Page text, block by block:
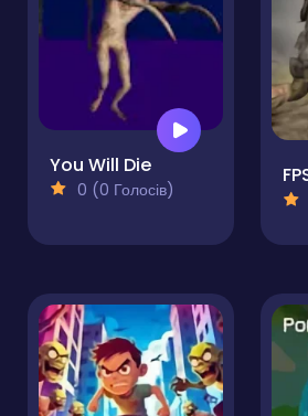
You Will Die
0 (0 Голосів)